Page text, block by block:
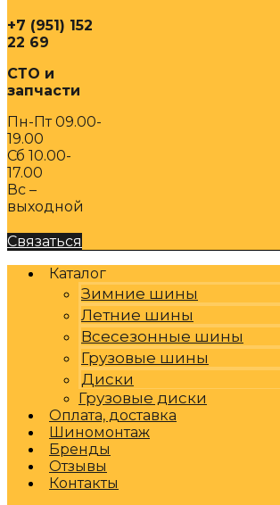
+7 (951) 152
22 69
СТО и
запчасти
Пн-Пт 09.00-
19.00
Сб 10.00-
17.00
Вс –
выходной
Связаться
Каталог
Зимние шины
Летние шины
Всесезонные шины
Грузовые шины
Диски
Грузовые диски
Оплата, доставка
Шиномонтаж
Бренды
Отзывы
Контакты